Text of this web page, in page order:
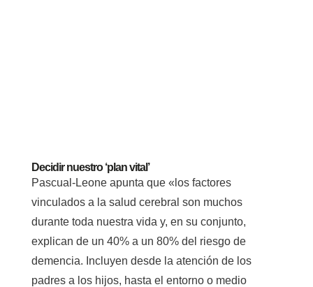
Decidir nuestro ‘plan vital’
Pascual-Leone apunta que «los factores
vinculados a la salud cerebral son muchos
durante toda nuestra vida y, en su conjunto,
explican de un 40% a un 80% del riesgo de
demencia. Incluyen desde la atención de los
padres a los hijos, hasta el entorno o medio